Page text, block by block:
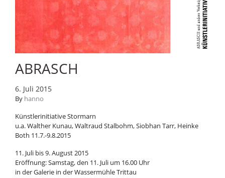
ABRASCH
6. Juli 2015
By hanno
Künstlerinitiative Stormarn
u.a. Walther Kunau, Waltraud Stalbohm, Siobhan Tarr, Heinke
Both 11.7.-9.8.2015
11. Juli bis 9. August 2015
Eröffnung: Samstag, den 11. Juli um 16.00 Uhr
in der Galerie in der Wassermühle Trittau